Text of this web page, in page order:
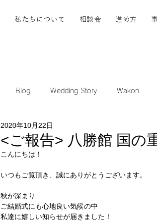
私たちについて 相談会 進め方
Blog Wedding Story Wakon
<ご報告> 八勝館 国の
2020年10月22日
こんにちは！
いつもご覧頂き、誠にありがとうございます。
秋が深まり
ご結婚式にも心地良い気候の中
私達に嬉しい知らせが届きました！